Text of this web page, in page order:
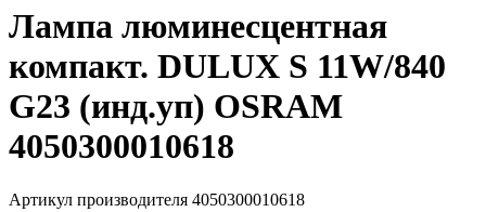
Лампа люминесцентная
компакт. DULUX S 11W/840
G23 (инд.уп) OSRAM
4050300010618
Артикул производителя 4050300010618